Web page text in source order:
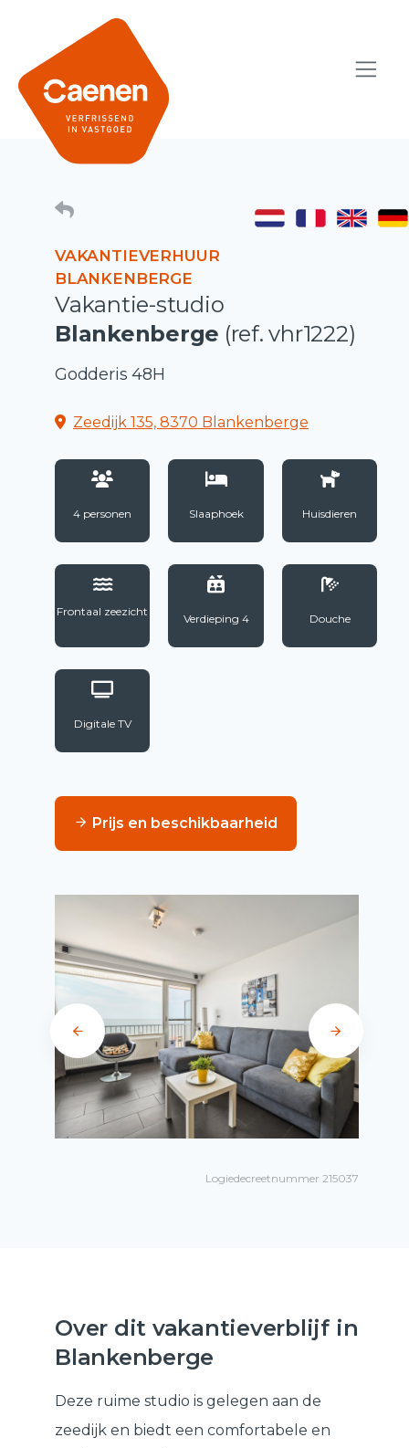
VAKANTIEVERHUUR
BLANKENBERGE
Vakantie-studio
Blankenberge (ref. vhr1222)
Godderis 48H
Zeedijk 135, 8370 Blankenberge
4 personen Slaaphoek Huisdieren
Frontaal zeezicht
Verdieping 4 Douche
Digitale TV
Prijs en beschikbaarheid
Logiedecreetnummer 215037
Over dit vakantieverblijf in
Blankenberge
Deze ruime studio is gelegen aan de
zeedijk en biedt een comfortabele en